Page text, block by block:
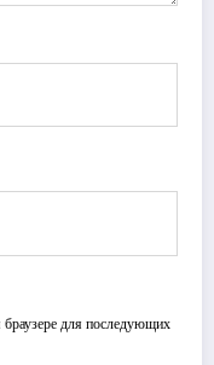
для последующих